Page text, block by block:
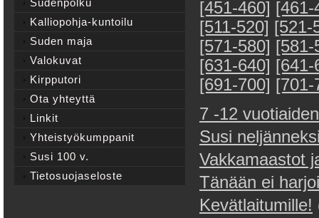
[451-460] [461-
[511-520] [521-
[571-580] [581-
[631-640] [641-
[691-700] [701-
7 -12
Susi
Vakkamaastot
Tänään ei
Kevätlaitumille!
Sudenpolku
Kalliopohja-kuntoilu
Suden maja
Valokuvat
Kirpputori
Ota yhteyttä
Linkit
Yhteistyökumppanit
Susi 100 v.
Tietosuojaseloste